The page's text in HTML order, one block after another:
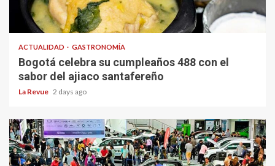
ACTUALIDAD GASTRONOMÍA
Bogotá celebra su cumpleaños 488 con el
sabor del ajiaco santafereño
La Revue 2 days ago